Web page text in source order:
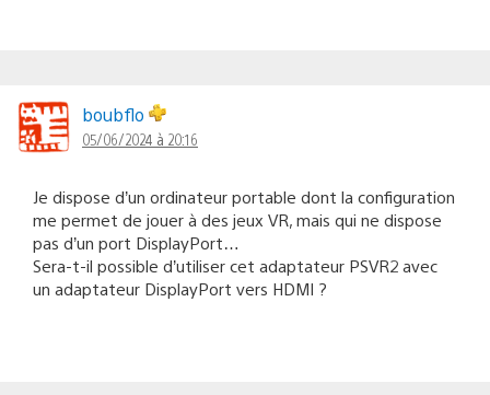
boubflo
05/06/2024 à 20:16
Je dispose d’un ordinateur portable dont la configuration
me permet de jouer à des jeux VR, mais qui ne dispose
pas d’un port DisplayPort…
Sera-t-il possible d’utiliser cet adaptateur PSVR2 avec
un adaptateur DisplayPort vers HDMI ?